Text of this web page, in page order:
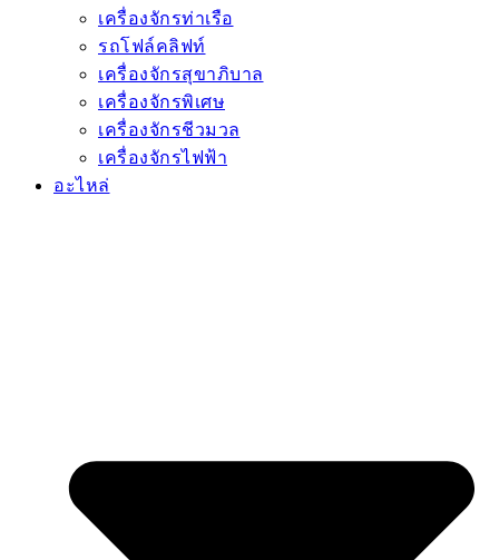
เครื่องจักรท่าเรือ
รถโฟล์คลิฟท์
เครื่องจักรสุขาภิบาล
เครื่องจักรพิเศษ
เครื่องจักรชีวมวล
เครื่องจักรไฟฟ้า
อะไหล่